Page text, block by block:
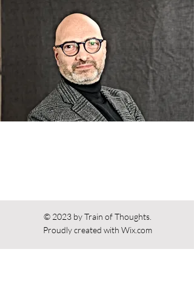
© 2023 by Train of Thoughts.
Proudly created with Wix.com